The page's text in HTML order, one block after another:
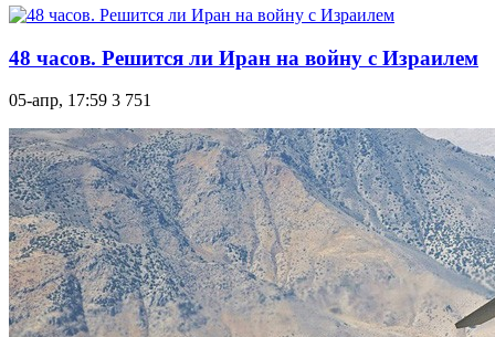
48 часов. Решится ли Иран на войну с Израилем
05-апр, 17:59 3 751